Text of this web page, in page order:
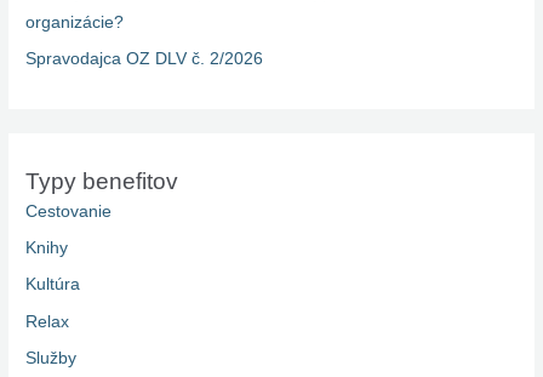
organizácie?
Spravodajca OZ DLV č. 2/2026
Typy benefitov
Cestovanie
Knihy
Kultúra
Relax
Služby